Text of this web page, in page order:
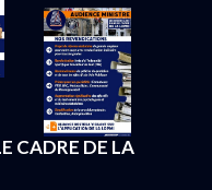
CADRE DE LA